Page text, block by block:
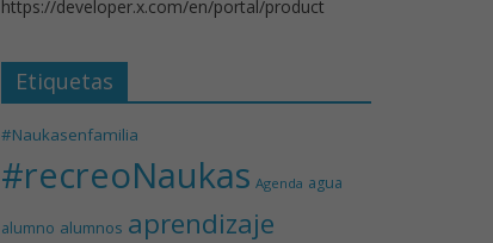
https://developer.x.com/en/portal/product
Etiquetas
#Naukasenfamilia
#recreoNaukas Agenda agua
alumno alumnos aprendizaje